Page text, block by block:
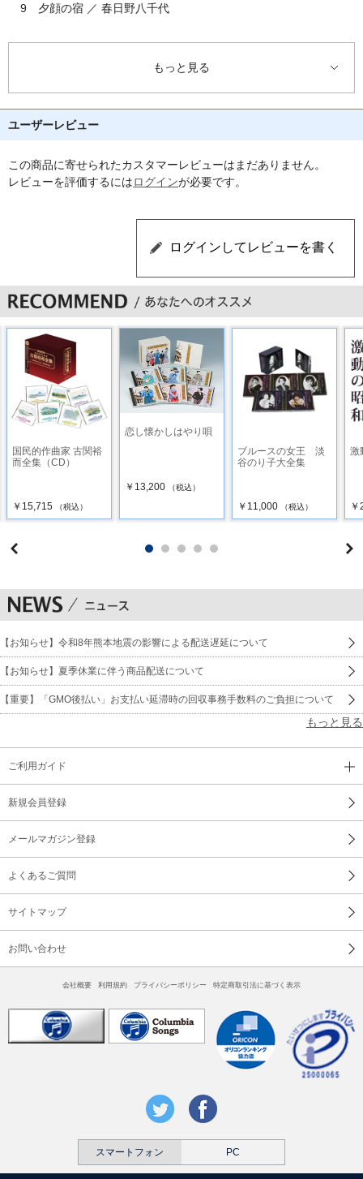
9 夕顔の宿 ／ 春日野八千代
10 ジャワの踊り子 ／ 明石照子・新珠三千代
11 君の名は ／ 新珠美千代・（台詞）春日野八千代
12 花の小舟 ／ 春日野八千代
13 君ありてこそ ／ 淀 かほる
14 夜霧のモンマルトル ／ 真木弥生
16 ラスト・ダンスは私に ／ 寿美花代
17 ブルージーンと皮ジャンパー ／ 那智わたる
18 霧深きエルベのほとり ／ 内重のぼる
19 歌を翼に ／ 上月 晃
20 テ・キエロ（君を愛す） ／ 甲 にしき
21 愛 ／ 真帆志ぶき
22 君はマグノリアの花のごとく ／ 大地真央
もっと見る
ユーザーレビュー
この商品に寄せられたカスタマーレビューはまだありません。
レビューを評価するにはログインが必要です。
国民的作曲家 古関裕
而全集（CD）
￥15,715 （税込）
恋し懐かしはやり唄
￥13,200 （税込）
ブルースの女王 淡
谷のり子大全集
￥11,000 （税込）
激
【お知らせ】令和8年熊本地震の影響による配送遅延について
【お知らせ】夏季休業に伴う商品配送について
【重要】「GMO後払い」お支払い延滞時の回収事務手数料のご負担について
もっと見る
ご利用ガイド
新規会員登録
メールマガジン登録
よくあるご質問
サイトマップ
お問い合わせ
会社概要 利用規約 プライバシーポリシー 特定商取引法に基づく表示
スマートフォン PC